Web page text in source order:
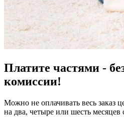
Платите частями -
комиссии!
Можно не оплачивать весь заказ
на два, четыре или шесть